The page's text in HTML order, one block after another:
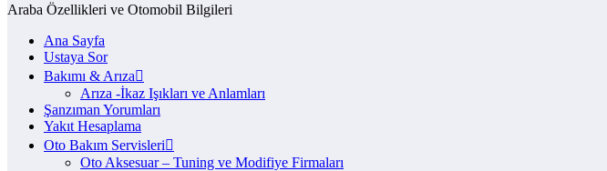
Araba Özellikleri ve Otomobil Bilgileri
Ana Sayfa
Ustaya Sor
Bakımı & Arıza
Arıza -İkaz Işıkları ve Anlamları
Şanzıman Yorumları
Yakıt Hesaplama
Oto Bakım Servisleri
Oto Aksesuar – Tuning ve Modifiye Firmaları